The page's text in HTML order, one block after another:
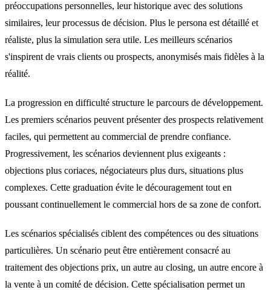
préoccupations personnelles, leur historique avec des solutions
similaires, leur processus de décision. Plus le persona est détaillé et
réaliste, plus la simulation sera utile. Les meilleurs scénarios
s'inspirent de vrais clients ou prospects, anonymisés mais fidèles à la
réalité.
La progression en difficulté structure le parcours de développement.
Les premiers scénarios peuvent présenter des prospects relativement
faciles, qui permettent au commercial de prendre confiance.
Progressivement, les scénarios deviennent plus exigeants :
objections plus coriaces, négociateurs plus durs, situations plus
complexes. Cette graduation évite le découragement tout en
poussant continuellement le commercial hors de sa zone de confort.
Les scénarios spécialisés ciblent des compétences ou des situations
particulières. Un scénario peut être entièrement consacré au
traitement des objections prix, un autre au closing, un autre encore à
la vente à un comité de décision. Cette spécialisation permet un